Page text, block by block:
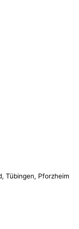
Tübingen, Pforzheim